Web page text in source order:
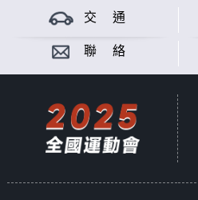
交 通
聯 絡